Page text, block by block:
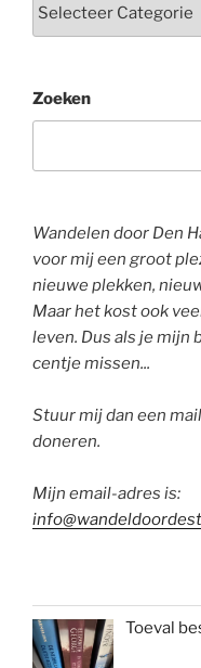
Zoeken
Wandelen door Den
voor mij een groot
nieuwe plekken,
Maar het kost ook
leven. Dus als je mijn
centje missen...
Stuur mij dan een
doneren.
Mijn email-adres is:
Toeval